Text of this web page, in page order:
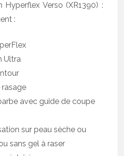
Hyperflex Verso (XR1390) :
:
Ultra
avec guide de coupe
sur peau sèche ou
sans gel à raser